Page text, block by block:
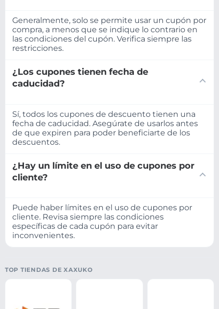
Generalmente, solo se permite usar un cupón por
compra, a menos que se indique lo contrario en
las condiciones del cupón. Verifica siempre las
restricciones.
¿Los cupones tienen fecha de
caducidad?
Sí, todos los cupones de descuento tienen una
fecha de caducidad. Asegúrate de usarlos antes
de que expiren para poder beneficiarte de los
descuentos.
¿Hay un límite en el uso de cupones por
cliente?
Puede haber límites en el uso de cupones por
cliente. Revisa siempre las condiciones
específicas de cada cupón para evitar
inconvenientes.
TOP TIENDAS DE XAXUKO